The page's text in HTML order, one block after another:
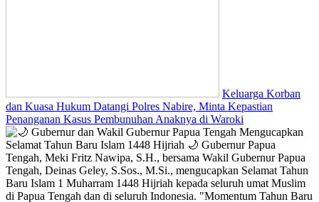
Keluarga Korban
dan Kuasa Hukum Datangi Polres Nabire, Minta Kepastian
Penanganan Kasus Pembunuhan Anaknya di Waroki